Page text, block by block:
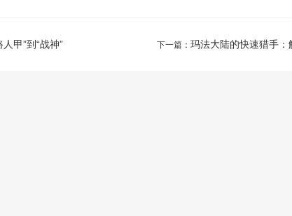
甲”到“战神” 下一篇： 玛法大陆的快速猎手